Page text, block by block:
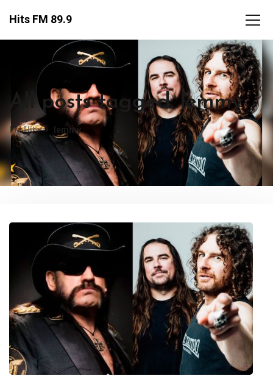
Hits FM 89.9
All posts tagged: lemmy
FM Hits lemmy